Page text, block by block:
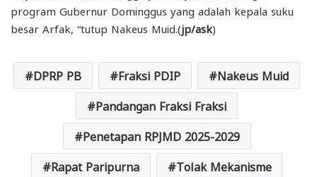
program Gubernur Dominggus yang adalah kepala suku
besar Arfak, “tutup Nakeus Muid.(jp/ask)
DPRP PB Fraksi PDIP Nakeus Muid
Pandangan Fraksi Fraksi
Penetapan RPJMD 2025-2029
Rapat Paripurna Tolak Mekanisme